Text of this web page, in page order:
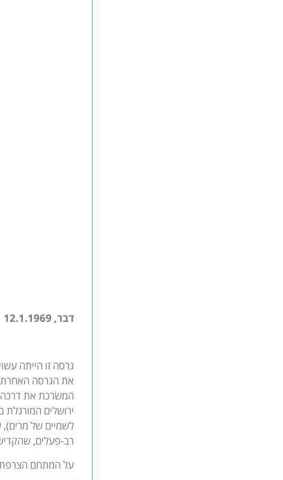
דבר, 12.1.1969
גרסה זו הייתה
המשׂרכת את דרכה
ירושלים המורגלת
לשמיים של מרים),
רב-פעלים,
על המתחם